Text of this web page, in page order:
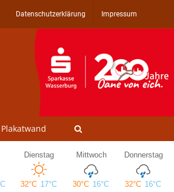
Datenschutzerklärung Impressum
Plakatwand